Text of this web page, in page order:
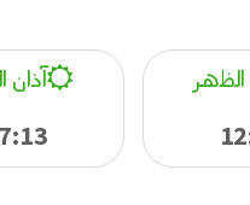
الظهر
آذان